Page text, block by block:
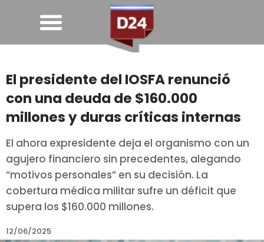
El presidente del IOSFA renunció
con una deuda de $160.000
millones y duras críticas internas
El ahora expresidente deja el organismo con un
agujero financiero sin precedentes, alegando
“motivos personales” en su decisión. La
cobertura médica militar sufre un déficit que
supera los $160.000 millones.
12/06/2025